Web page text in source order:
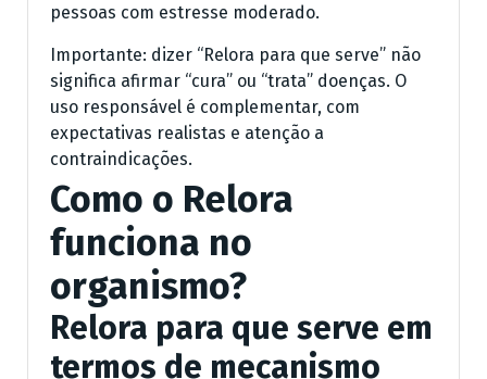
pessoas com estresse moderado.
Importante: dizer “Relora para que serve” não
significa afirmar “cura” ou “trata” doenças. O
uso responsável é complementar, com
expectativas realistas e atenção a
contraindicações.
Como o Relora
funciona no
organismo?
Relora para que serve em
termos de mecanismo